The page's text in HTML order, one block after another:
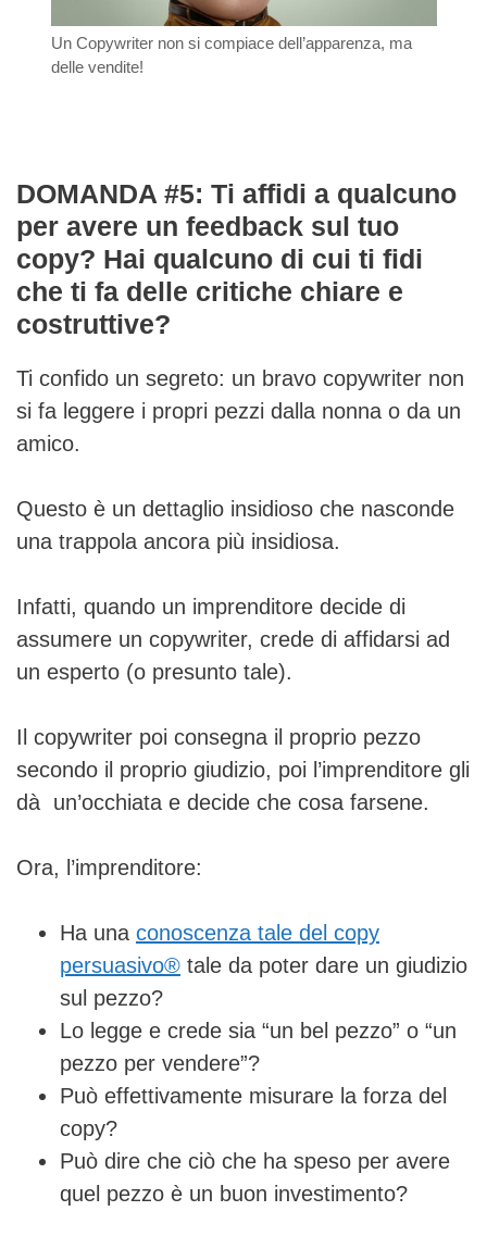
Un Copywriter non si compiace dell’apparenza, ma
delle vendite!
DOMANDA #5: Ti affidi a qualcuno
per avere un feedback sul tuo
copy? Hai qualcuno di cui ti fidi
che ti fa delle critiche chiare e
costruttive?
Ti confido un segreto: un bravo copywriter non
si fa leggere i propri pezzi dalla nonna o da un
amico.
Questo è un dettaglio insidioso che nasconde
una trappola ancora più insidiosa.
Infatti, quando un imprenditore decide di
assumere un copywriter, crede di affidarsi ad
un esperto (o presunto tale).
Il copywriter poi consegna il proprio pezzo
secondo il proprio giudizio, poi l’imprenditore gli
dà un’occhiata e decide che cosa farsene.
Ora, l’imprenditore:
Ha una conoscenza tale del copy
persuasivo® tale da poter dare un giudizio
sul pezzo?
Lo legge e crede sia “un bel pezzo” o “un
pezzo per vendere”?
Può effettivamente misurare la forza del
copy?
Può dire che ciò che ha speso per avere
quel pezzo è un buon investimento?